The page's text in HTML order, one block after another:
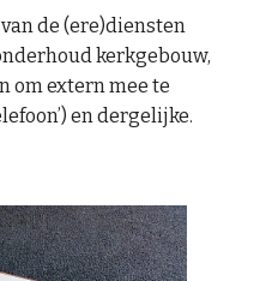
de (ere)diensten
kerkgebouw,
om extern mee te
en dergelijke.